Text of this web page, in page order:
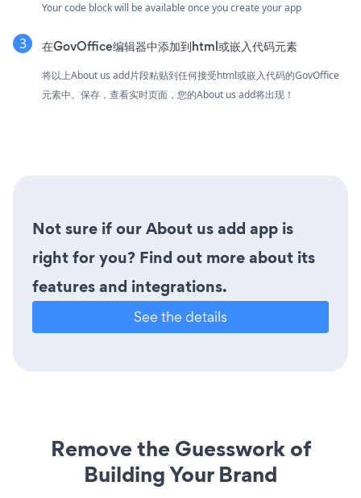
Your code block will be available once you create your app
在GovOffice编辑器中添加到html或嵌入代码元素
将以上About us add片段粘贴到任何接受html或嵌入代码的GovOffice
元素中。保存，查看实时页面，您的About us add将出现！
Not sure if our About us add app is
right for you? Find out more about its
features and integrations.
See the details
Remove the Guesswork of
Building Your Brand